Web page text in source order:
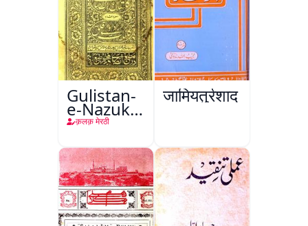
Gulistan-
e-Nazuk
Khayal
क़लक़ मेरठी
जामियतुर्रशाद